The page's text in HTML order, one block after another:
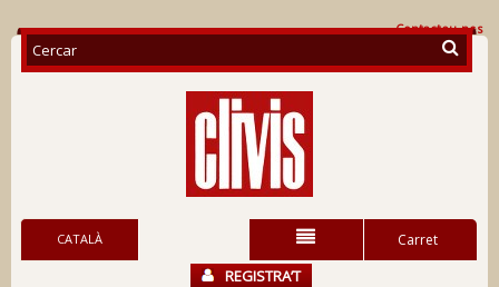
Contacteu-nos
Carret
CATALÀ
REGISTRA’T